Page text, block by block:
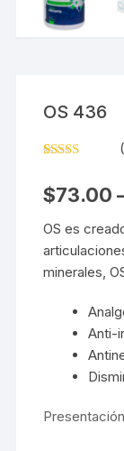
OS 436
5.00
basado en
de cliente
$73.00
OS es
minerales,
Anti-
Presentación